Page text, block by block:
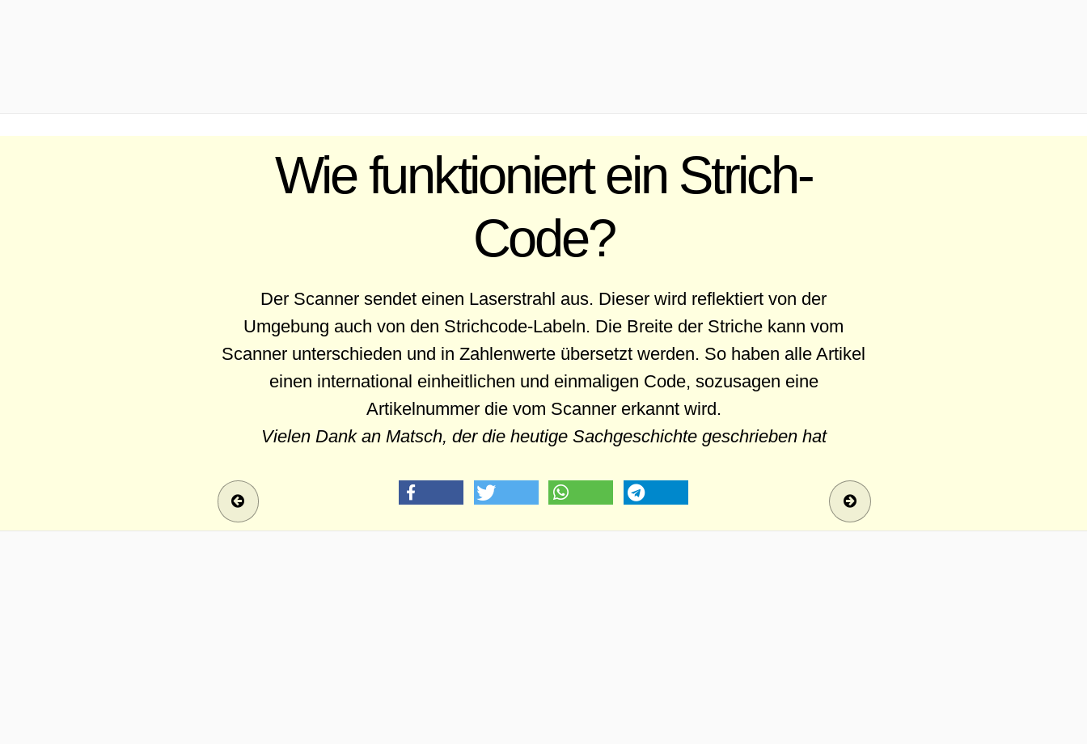
Wie funktioniert ein Strich-
Code?
Der Scanner sendet einen Laserstrahl aus. Dieser wird reflektiert von der
Umgebung auch von den Strichcode-Labeln. Die Breite der Striche kann vom
Scanner unterschieden und in Zahlenwerte übersetzt werden. So haben alle Artikel
einen international einheitlichen und einmaligen Code, sozusagen eine
Artikelnummer die vom Scanner erkannt wird.
Vielen Dank an Matsch, der die heutige Sachgeschichte geschrieben hat